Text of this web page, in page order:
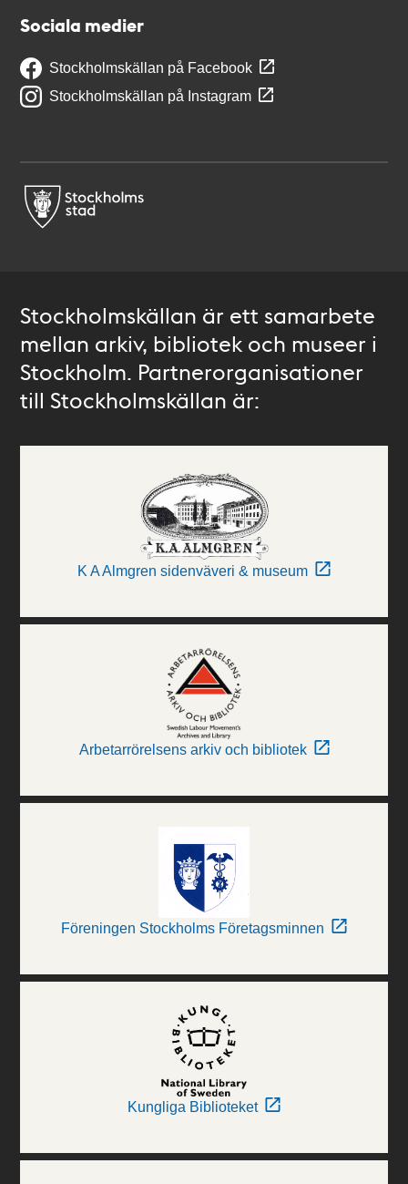
Sociala medier
Stockholmskällan på Facebook
Stockholmskällan på Instagram
Stockholmskällan är ett samarbete
mellan arkiv, bibliotek och museer i
Stockholm. Partnerorganisationer
till Stockholmskällan är:
K A Almgren sidenväveri & museum
Arbetarrörelsens arkiv och bibliotek
Föreningen Stockholms Företagsminnen
Kungliga Biblioteket